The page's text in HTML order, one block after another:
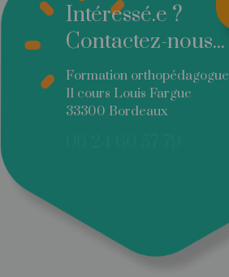
Intéressé.e ?
Contactez-nous...
Formation orthopédagogue
11 cours Louis Fargue
33300 Bordeaux